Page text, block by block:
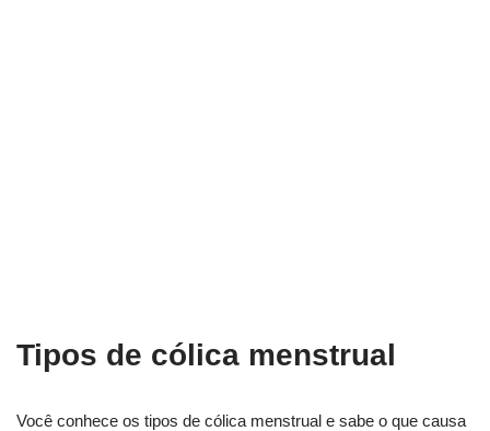
Tipos de cólica menstrual
Você conhece os tipos de cólica menstrual e sabe o que causa